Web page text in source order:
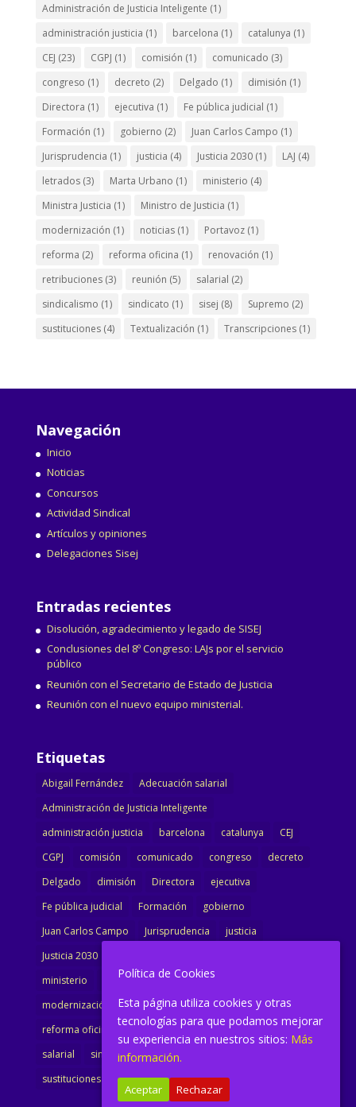
Administración de Justicia Inteligente (1)
administración justicia (1) barcelona (1) catalunya (1)
CEJ (23) CGPJ (1) comisión (1) comunicado (3)
congreso (1) decreto (2) Delgado (1) dimisión (1)
Directora (1) ejecutiva (1) Fe pública judicial (1)
Formación (1) gobierno (2) Juan Carlos Campo (1)
Jurisprudencia (1) justicia (4) Justicia 2030(1) LAJ (4)
letrados(3) Marta Urbano (1) ministerio (4)
Ministra Justicia (1) Ministro de Justicia (1)
modernización (1) noticias(1) Portavoz(1)
reforma (2) reforma oficina (1) renovación (1)
retribuciones(3) reunión (5) salarial (2)
sindicalismo (1) sindicato (1) sisej (8) Supremo (2)
sustituciones(4) Textualización (1) Transcripciones(1)
Navegación
Inicio
Noticias
Concursos
Actividad Sindical
Artículos y opiniones
Delegaciones Sisej
Entradas recientes
Disolución, agradecimiento y legado de SISEJ
Conclusiones del 8º Congreso: LAJs por el servicio
público
Reunión con el Secretario de Estado de Justicia
Reunión con el nuevo equipo ministerial.
Etiquetas
Abigail Fernández
Adecuación salarial
Administración de Justicia Inteligente
administración justicia
barcelona catalunya
CEJ
CGPJ
comisión comunicado congreso
decreto
Delgado
dimisión Directora
ejecutiva
Fe pública judicial
Formación
gobierno
Juan Carlos Campo
Jurisprudencia
justicia
Justicia 2030
ministerio
Ministra Justicia
Ministro de Justicia
modernización
noticias Portavoz
reforma
reforma oficina
renovación retribuciones
reunión
salarial
sindicalismo sindicato
sustituciones
Textualización Transcripciones
Política de Cookies
Esta página utiliza cookies y otras
tecnologías para que podamos mejorar
su experiencia en nuestros sitios: Más
información.
Aceptar Rechazar